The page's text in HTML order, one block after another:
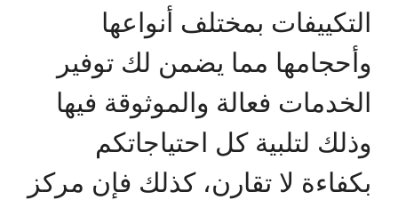
التكييفات بمختلف أنواعها
وأحجامها مما يضمن لك توفير
الخدمات فعالة والموثوقة فيها
وذلك لتلبية كل احتياجاتكم
بكفاءة لا تقارن، كذلك فإن مركز